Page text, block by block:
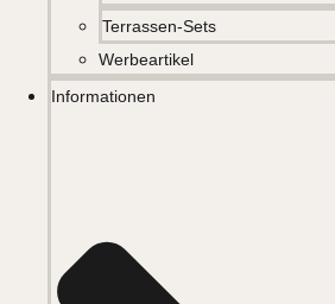
Terrassen-Sets
Werbeartikel
Informationen